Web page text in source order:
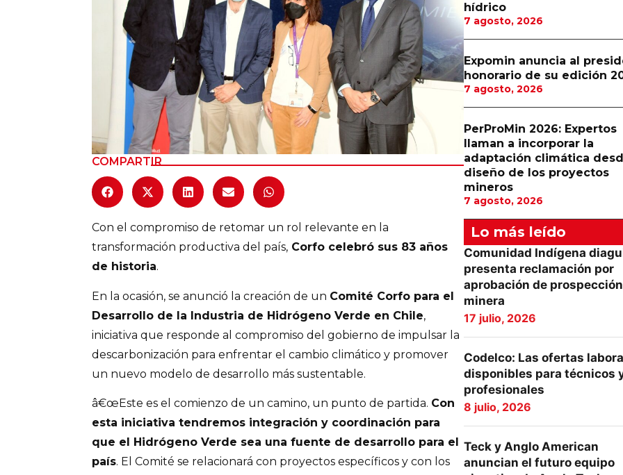
COMPARTIR
Con el compromiso de retomar un rol relevante en la
transformación productiva del país, Corfo celebró sus 83 años
de historia.
En la ocasión, se anunció la creación de un Comité Corfo para el
Desarrollo de la Industria de Hidrógeno Verde en Chile,
iniciativa que responde al compromiso del gobierno de impulsar la
descarbonización para enfrentar el cambio climático y promover
un nuevo modelo de desarrollo más sustentable.
â€œEste es el comienzo de un camino, un punto de partida. Con
esta iniciativa tendremos integración y coordinación para
que el Hidrógeno Verde sea una fuente de desarrollo para el
país. El Comité se relacionará con proyectos específicos y con los
hídrico
7 agosto, 2026
Expomin anuncia al
honorario de su edición
7 agosto, 2026
PerProMin 2026: Expertos
llaman a incorporar la
adaptación climática
diseño de los proyectos
mineros
7 agosto, 2026
Lo más leído
Comunidad Indígena
presenta reclamación por
aprobación de prospección
minera
17 julio, 2026
Codelco: Las ofertas
disponibles para técnicos
profesionales
8 julio, 2026
Teck y Anglo American
anuncian el futuro equipo